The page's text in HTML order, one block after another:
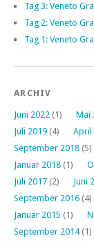
Tag 3: Veneto
Tag 2: Veneto
Tag 1: Veneto
ARCHIV
Juni 2022 (1) Mai
Juli 2019 (4) April
September 2018 (5)
Januar 2018 (1)
Juli 2017 (2) Juni
September 2016 (4)
Januar 2015 (1)
September 2014(1)